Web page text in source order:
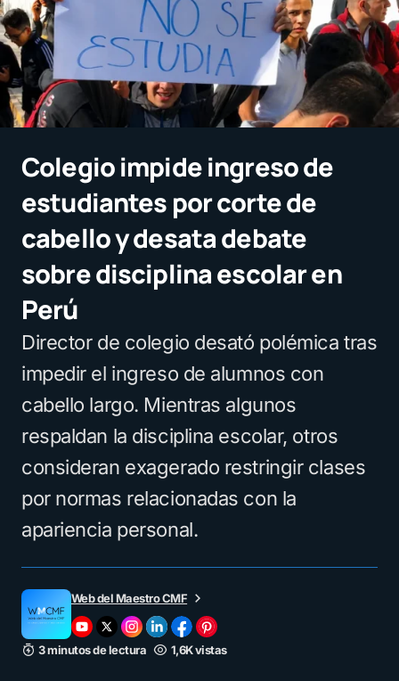
Colegio impide ingreso de
estudiantes por corte de
cabello y desata debate
sobre disciplina escolar en
Perú
Director de colegio desató polémica tras
impedir el ingreso de alumnos con
cabello largo. Mientras algunos
respaldan la disciplina escolar, otros
consideran exagerado restringir clases
por normas relacionadas con la
apariencia personal.
Web del Maestro CMF
3 minutos de lectura 1,6K vistas